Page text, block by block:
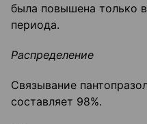
была повышена только
периода.
Распределение
Связывание
составляет 98%.